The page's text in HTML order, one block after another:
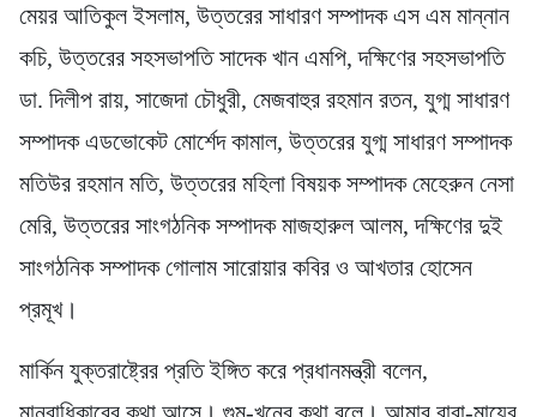
মেয়র আতিকুল ইসলাম, উত্তরের সাধারণ সম্পাদক এস এম মান্নান
কচি, উত্তরের সহসভাপতি সাদেক খান এমপি, দক্ষিণের সহসভাপতি
ডা. দিলীপ রায়, সাজেদা চৌধুরী, মেজবাহুর রহমান রতন, যুগ্ম সাধারণ
সম্পাদক এডভোকেট মোর্শেদ কামাল, উত্তরের যুগ্ম সাধারণ সম্পাদক
মতিউর রহমান মতি, উত্তরের মহিলা বিষয়ক সম্পাদক মেহেরুন নেসা
মেরি, উত্তরের সাংগঠনিক সম্পাদক মাজহারুল আলম, দক্ষিণের দুই
সাংগঠনিক সম্পাদক গোলাম সারোয়ার কবির ও আখতার হোসেন
প্রমূখ।
মার্কিন যুক্তরাষ্ট্রের প্রতি ইঙ্গিত করে প্রধানমন্ত্রী বলেন,